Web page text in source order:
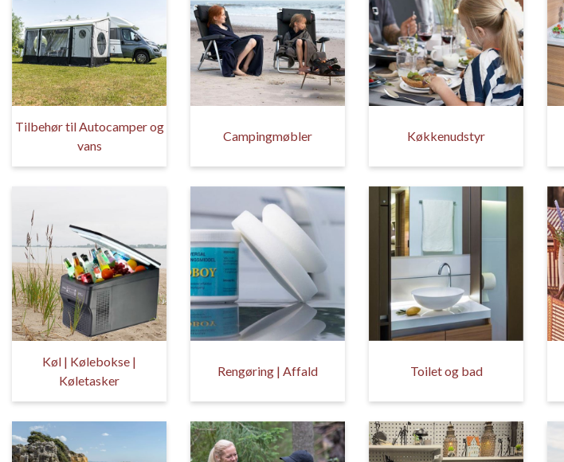
Tilbehør til Autocamper og
vans
Campingmøbler Køkkenudstyr
Køl | Kølebokse |
Køletasker
Rengøring | Affald Toilet og bad